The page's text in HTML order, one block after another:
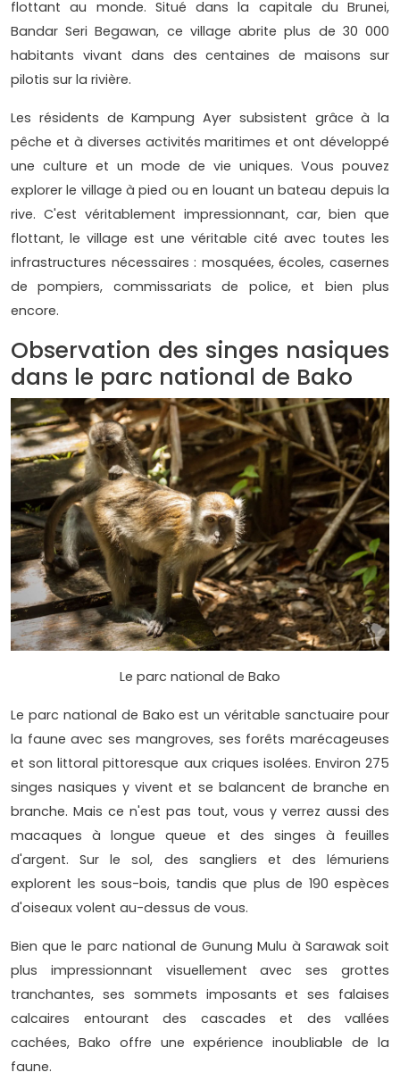
flottant au monde. Situé dans la capitale du Brunei,
Bandar Seri Begawan, ce village abrite plus de 30 000
habitants vivant dans des centaines de maisons sur
pilotis sur la rivière.
Les résidents de Kampung Ayer subsistent grâce à la
pêche et à diverses activités maritimes et ont développé
une culture et un mode de vie uniques. Vous pouvez
explorer le village à pied ou en louant un bateau depuis la
rive. C'est véritablement impressionnant, car, bien que
flottant, le village est une véritable cité avec toutes les
infrastructures nécessaires : mosquées, écoles, casernes
de pompiers, commissariats de police, et bien plus
encore.
Observation des singes nasiques
dans le parc national de Bako
Le parc national de Bako
Le parc national de Bako est un véritable sanctuaire pour
la faune avec ses mangroves, ses forêts marécageuses
et son littoral pittoresque aux criques isolées. Environ 275
singes nasiques y vivent et se balancent de branche en
branche. Mais ce n'est pas tout, vous y verrez aussi des
macaques à longue queue et des singes à feuilles
d'argent. Sur le sol, des sangliers et des lémuriens
explorent les sous-bois, tandis que plus de 190 espèces
d'oiseaux volent au-dessus de vous.
Bien que le parc national de Gunung Mulu à Sarawak soit
plus impressionnant visuellement avec ses grottes
tranchantes, ses sommets imposants et ses falaises
calcaires entourant des cascades et des vallées
cachées, Bako offre une expérience inoubliable de la
faune.